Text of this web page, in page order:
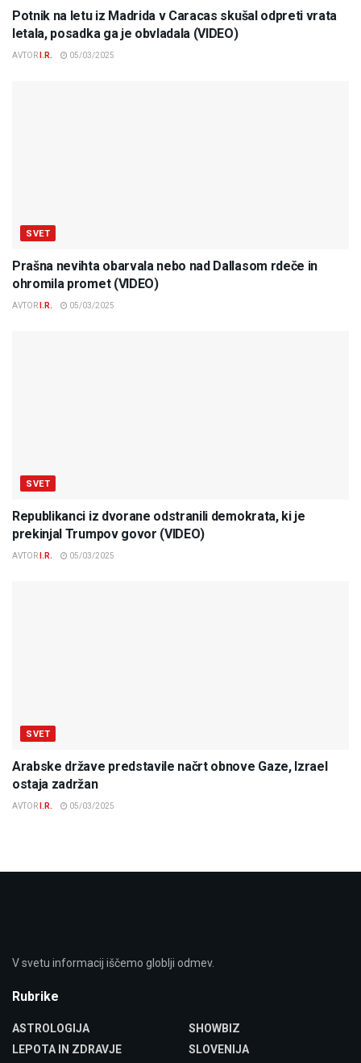
Potnik na letu iz Madrida v Caracas skušal odpreti vrata
letala, posadka ga je obvladala (VIDEO)
AVTOR I.R. 05/03/2025
SVET
Prašna nevihta obarvala nebo nad Dallasom rdeče in
ohromila promet (VIDEO)
AVTOR I.R. 05/03/2025
SVET
Republikanci iz dvorane odstranili demokrata, ki je
prekinjal Trumpov govor (VIDEO)
AVTOR I.R. 05/03/2025
SVET
Arabske države predstavile načrt obnove Gaze, Izrael
ostaja zadržan
AVTOR I.R. 05/03/2025
V svetu informacij iščemo globlji odmev.
Rubrike
ASTROLOGIJA
LEPOTA IN ZDRAVJE
SHOWBIZ
SLOVENIJA